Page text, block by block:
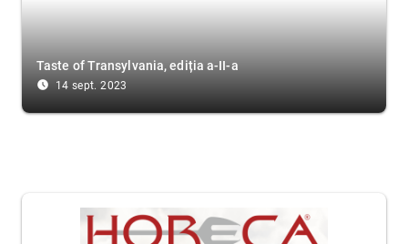
Taste of Transylvania, ediția a-II-a
access_time_filled 14 sept. 2023